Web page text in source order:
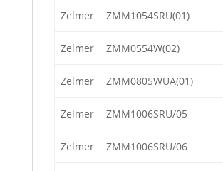
Zelmer ZMM1054SRU(01)
Zelmer ZMM0554W(02)
Zelmer ZMM0805WUA(01)
Zelmer ZMM1006SRU/05
Zelmer ZMM1006SRU/06